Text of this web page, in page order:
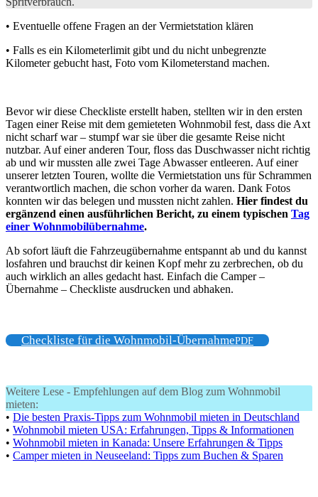
• Eventuelle offene Fragen an der Vermietstation klären
• Falls es ein Kilometerlimit gibt und du nicht unbegrenzte
Kilometer gebucht hast, Foto vom Kilometerstand machen.
Bevor wir diese Checkliste erstellt haben, stellten wir in den ersten
Tagen einer Reise mit dem gemieteten Wohnmobil fest, dass die Axt
nicht scharf war – stumpf war sie über die gesamte Reise nicht
nutzbar. Auf einer anderen Tour, floss das Duschwasser nicht richtig
ab und wir mussten alle zwei Tage Abwasser entleeren. Auf einer
unserer letzten Touren, wollte die Vermietstation uns für Schrammen
verantwortlich machen, die schon vorher da waren. Dank Fotos
konnten wir das belegen und mussten nicht zahlen. Hier findest du
ergänzend einen ausführlichen Bericht, zu einem typischen Tag
einer Wohnmobilübernahme.
Ab sofort läuft die Fahrzeugübernahme entspannt ab und du kannst
losfahren und brauchst dir keinen Kopf mehr zu zerbrechen, ob du
auch wirklich an alles gedacht hast. Einfach die Camper –
Übernahme – Checkliste ausdrucken und abhaken.
Checkliste für die Wohnmobil-ÜbernahmePDF
Weitere Lese - Empfehlungen auf dem Blog zum Wohnmobil
mieten:
• Die besten Praxis-Tipps zum Wohnmobil mieten in Deutschland
• Wohnmobil mieten USA: Erfahrungen, Tipps & Informationen
• Wohnmobil mieten in Kanada: Unsere Erfahrungen & Tipps
• Camper mieten in Neuseeland: Tipps zum Buchen & Sparen